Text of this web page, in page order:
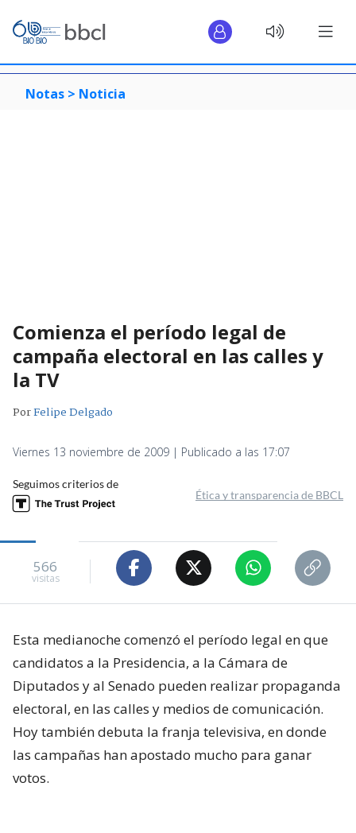
Notas > Noticia
Comienza el período legal de
campaña electoral en las calles y
la TV
PorFelipe Delgado
Viernes 13 noviembre de 2009 | Publicado a las 17:07
Seguimos criterios de
Ética y transparencia de BBCL
566
visitas
Esta medianoche comenzó el período legal en que
candidatos a la Presidencia, a la Cámara de
Diputados y al Senado pueden realizar propaganda
electoral, en las calles y medios de comunicación.
Hoy también debuta la franja televisiva, en donde
las campañas han apostado mucho para ganar
votos.